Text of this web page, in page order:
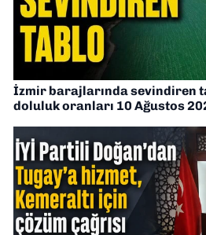
İzmir barajlarında sevindiren
doluluk oranları 10 Ağustos